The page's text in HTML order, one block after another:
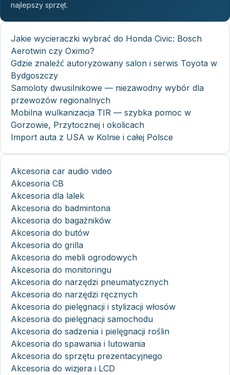
najlepszy sprzęt.
Jakie wycieraczki wybrać do Honda Civic: Bosch
Aerotwin czy Oximo?
Gdzie znaleźć autoryzowany salon i serwis Toyota w
Bydgoszczy
Samoloty dwusilnikowe — niezawodny wybór dla
przewozów regionalnych
Mobilna wulkanizacja TIR — szybka pomoc w
Gorzowie, Przytocznej i okolicach
Import auta z USA w Kolnie i całej Polsce
Akcesoria car audio video
Akcesoria CB
Akcesoria dla lalek
Akcesoria do badmintona
Akcesoria do bagażników
Akcesoria do butów
Akcesoria do grilla
Akcesoria do mebli ogrodowych
Akcesoria do monitoringu
Akcesoria do narzędzi pneumatycznych
Akcesoria do narzędzi ręcznych
Akcesoria do pielęgnacji i stylizacji włosów
Akcesoria do pielęgnacji samochodu
Akcesoria do sadzenia i pielęgnacji roślin
Akcesoria do spawania i lutowania
Akcesoria do sprzętu prezentacyjnego
Akcesoria do wizjera i LCD